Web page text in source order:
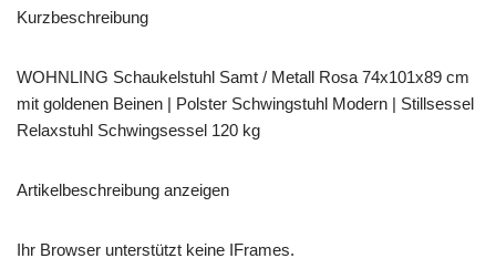
Kurzbeschreibung
WOHNLING Schaukelstuhl Samt / Metall Rosa 74x101x89 cm
mit goldenen Beinen | Polster Schwingstuhl Modern | Stillsessel
Relaxstuhl Schwingsessel 120 kg
Artikelbeschreibung anzeigen
Ihr Browser unterstützt keine IFrames.